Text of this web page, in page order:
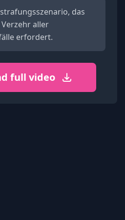
das
aller
erfordert.
full video